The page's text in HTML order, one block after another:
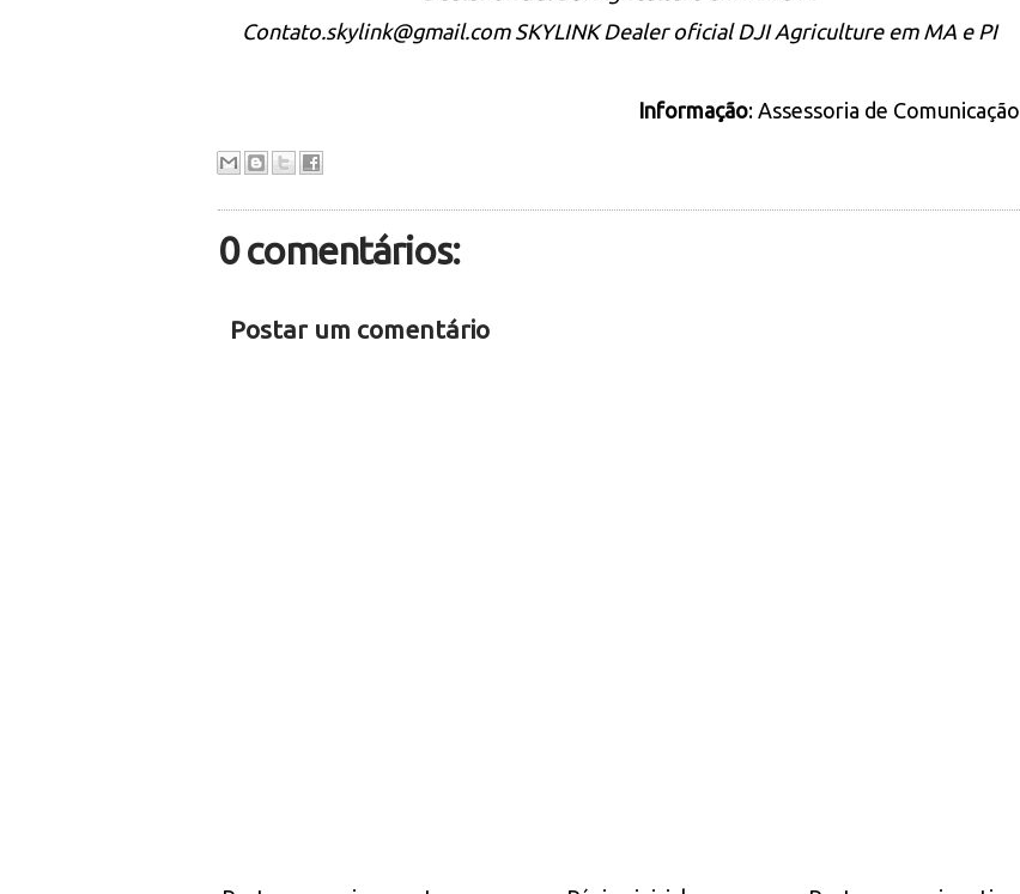
Contato.skylink@gmail.com SKYLINK Dealer oficial DJI Agriculture em MA e PI
Informação: Assessoria de Comunicação
0 comentários:
Postar um comentário